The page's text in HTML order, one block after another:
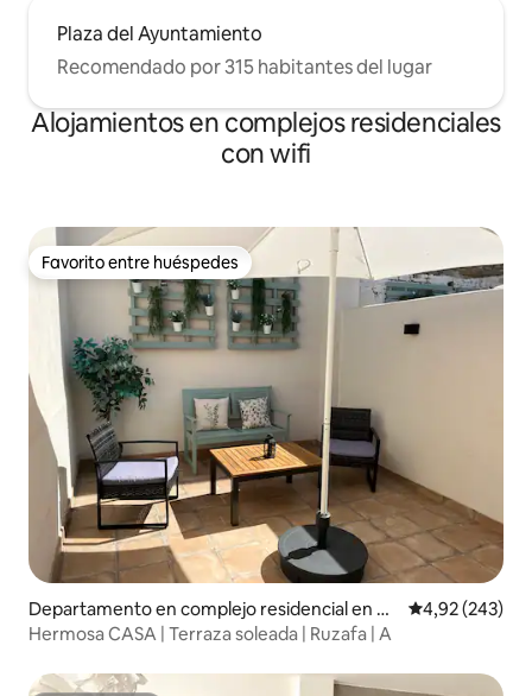
Plaza del Ayuntamiento
Recomendado por 315 habitantes del lugar
Alojamientos en complejos residenciales
con wifi
Favorito entre huéspedes
Favorito entre huéspedes
Departamento en complejo residencial en C
uatre Carreres
Calificación
4,92 (243)
Hermosa CASA | Terraza soleada | Ruzafa | A